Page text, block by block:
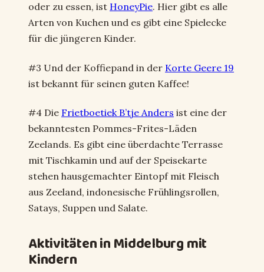
oder zu essen, ist HoneyPie. Hier gibt es alle
Arten von Kuchen und es gibt eine Spielecke
für die jüngeren Kinder.
#3 Und der Koffiepand in der Korte Geere 19
ist bekannt für seinen guten Kaffee!
#4 Die Frietboetiek B’tje Anders ist eine der
bekanntesten Pommes-Frites-Läden
Zeelands. Es gibt eine überdachte Terrasse
mit Tischkamin und auf der Speisekarte
stehen hausgemachter Eintopf mit Fleisch
aus Zeeland, indonesische Frühlingsrollen,
Satays, Suppen und Salate.
Aktivitäten in Middelburg mit
Kindern